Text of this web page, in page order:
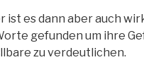
ist es dann aber auch
gefunden um ihre
zu verdeutlichen.